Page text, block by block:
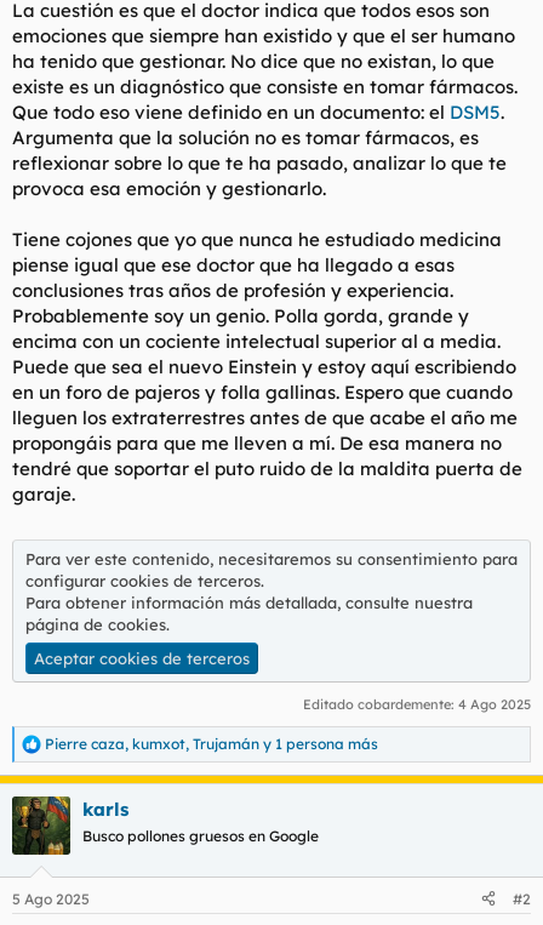
La cuestión es que el doctor indica que todos esos son
emociones que siempre han existido y que el ser humano
ha tenido que gestionar. No dice que no existan, lo que
existe es un diagnóstico que consiste en tomar fármacos.
Que todo eso viene definido en un documento: el DSM5.
Argumenta que la solución no es tomar fármacos, es
reflexionar sobre lo que te ha pasado, analizar lo que te
provoca esa emoción y gestionarlo.
Tiene cojones que yo que nunca he estudiado medicina
piense igual que ese doctor que ha llegado a esas
conclusiones tras años de profesión y experiencia.
Probablemente soy un genio. Polla gorda, grande y
encima con un cociente intelectual superior al a media.
Puede que sea el nuevo Einstein y estoy aquí escribiendo
en un foro de pajeros y folla gallinas. Espero que cuando
lleguen los extraterrestres antes de que acabe el año me
propongáis para que me lleven a mí. De esa manera no
tendré que soportar el puto ruido de la maldita puerta de
garaje.
Para ver este contenido, necesitaremos su consentimiento para
configurar cookies de terceros.
Para obtener información más detallada, consulte nuestra
página de cookies.
Aceptar cookies de terceros
Editado cobardemente: 4 Ago 2025
R
e
a
c
c
i
e
Pierre caza, kumxot, Trujamán y 1 persona más
karls
Busco pollones gruesos en Google
5 Ago 2025 #2